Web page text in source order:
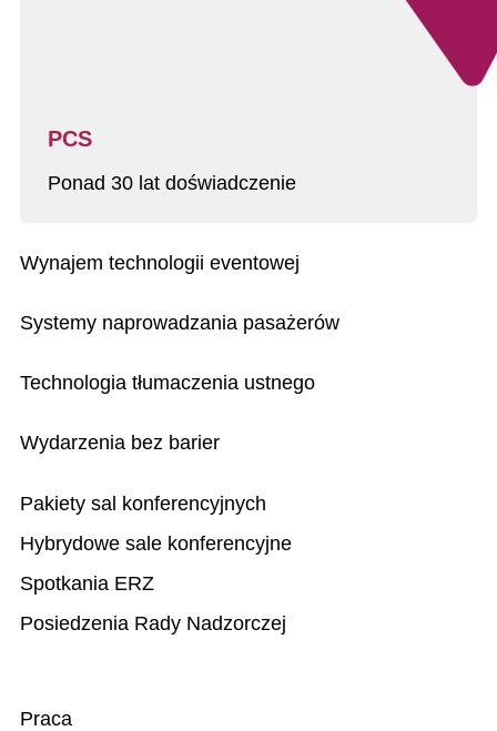
PCS
Ponad 30 lat doświadczenie
Wynajem technologii eventowej
Systemy naprowadzania pasażerów
Technologia tłumaczenia ustnego
Wydarzenia bez barier
Pakiety sal konferencyjnych
Hybrydowe sale konferencyjne
Spotkania ERZ
Posiedzenia Rady Nadzorczej
Praca